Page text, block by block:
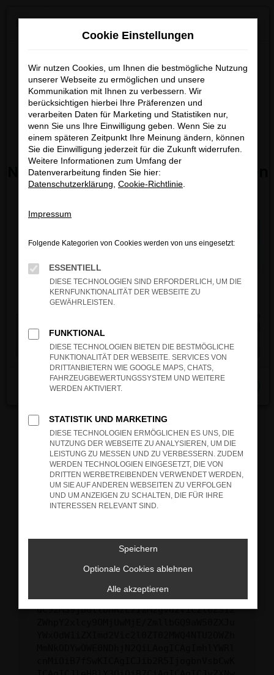
Zum
FEHLER: NETWORK ERROR
Beim Laden ist ein Fehler aufgetreten.
Hier sind ein paar Tipps, die dir helfen können:
Überprüfe deine Firewall und deine
Internetverbindung.
Suchmaschine?
Manche Erweiterungen, wie Werbeblocker,
verhindern. Funktioniert die Seite in einem
anderen Browser oder in einem privaten
Fenster?
Das kann manchmal helfen, vorübergehende
Probleme zu beheben.
Stelle sicher, dass dein Browser und dein
Betriebssystem auf dem neuesten Stand
sind.
Sicherheitsrisiko, sondern kann auch dazu
führen, dass bestimmte Funktionen nicht mehr
unterstützt werden.
Wende dich an den Webseitenbetreiber.
Wenn du alle oben genannten Schritte versucht
hast, kontaktiere uns bitte. Wir werden
versuchen, das Problem zu beheben. Du kannst
CiAgImNvbmZpZyI6IHsKICAgICJtZXRob2Qi
OiAiR0VUIiwKICAgICJ1cmwiOiAiaHR0cHM6
Ly9hcGkueC5ha3MtcHJvZC5hdWRhcmlzLm5l
dC92MS9jbGllbnRzLzIzMzgvd2Vic2l0ZS12
Cookie Einstellungen
Wir nutzen Cookies, um Ihnen die bestmögliche Nutzung
unserer Webseite zu ermöglichen und unsere
Kommunikation mit Ihnen zu verbessern. Wir
berücksichtigen hierbei Ihre Präferenzen und
verarbeiten Daten für Marketing und Statistiken nur,
wenn Sie uns Ihre Einwilligung geben. Wenn Sie zu
einem späteren Zeitpunkt Ihre Meinung ändern, können
Sie die Einwilligung jederzeit für die Zukunft widerrufen.
Weitere Informationen zum Umfang der
Datenverarbeitung finden Sie hier:
Datenschutzerklärung Cookie-Richtlinie
Impressum
Folgende Kategorien von Cookies werden von uns eingesetzt:
ESSENTIELL
DIESE TECHNOLOGIEN SIND ERFORDERLICH, UM DIE
KERNFUNKTIONALITÄT DER WEBSEITE ZU
GEWÄHRLEISTEN.
FUNKTIONAL
DIESE TECHNOLOGIEN BIETEN DIE BESTMÖGLICHE
FUNKTIONALITÄT DER WEBSEITE. SERVICES VON
DRITTANBIETERN WIE GOOGLE MAPS, CHATS,
FAHRZEUGBEWERTUNGSSYSTEM UND WEITERE
WERDEN AKTIVIERT.
STATISTIK UND MARKETING
DIESE TECHNOLOGIEN ERMÖGLICHEN ES UNS, DIE
NUTZUNG DER WEBSEITE ZU ANALYSIEREN, UM DIE
LEISTUNG ZU MESSEN UND ZU VERBESSERN. ZUDEM
WERDEN TECHNOLOGIEN EINGESETZT, DIE VON
DRITTEN WERBETREIBENDEN VERWENDET WERDEN,
UM SIE AUF ANDEREN WEBSEITEN ZU VERFOLGEN
UND UM ANZEIGEN ZU SCHALTEN, DIE FÜR IHRE
INTERESSEN RELEVANT SIND.
Speichern
Optionale Cookies ablehnen
Alle akzeptieren
×
Modelle vonKGM ab dem
01.07.2026bei uns.
Freuen Sie sich auf moderne
Technik, attraktives Design und
starke Angebote.
Nicht verpassen – jetzt informieren
und vormerken lassen!